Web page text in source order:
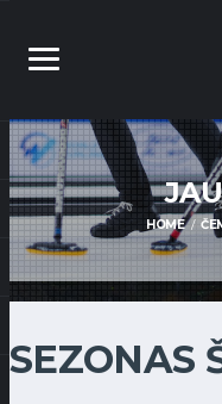
HOME
SEZONAS